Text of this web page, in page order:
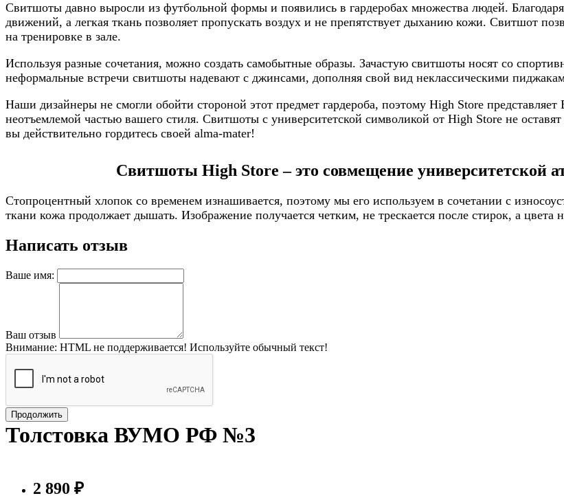
Свитшоты давно выросли из футбольной формы и появились в гардеробах множества людей.
движений, а легкая ткань позволяет пропускать воздух и не препятствует дыханию кожи. Свитшот
на тренировке в зале.
Используя разные сочетания, можно создать самобытные образы. Зачастую свитшоты носят со
неформальные встречи свитшоты надевают с джинсами, дополняя свой вид неклассическими
Наши дизайнеры не смогли обойти стороной этот предмет гардероба, поэтому High Store
неотъемлемой частью вашего стиля. Свитшоты с университетской символикой от High Store не
вы действительно гордитесь своей alma-mater!
Свитшоты High Store – это совмещение университетской
Стопроцентный хлопок со временем изнашивается, поэтому мы его используем в сочетании с
ткани кожа продолжает дышать. Изображение получается четким, не трескается после стирок, а
Написать отзыв
Ваше имя:
Ваш отзыв
Внимание: HTML не поддерживается! Используйте обычный текст!
Продолжить
Толстовка ВУМО РФ №3
2 890 ₽